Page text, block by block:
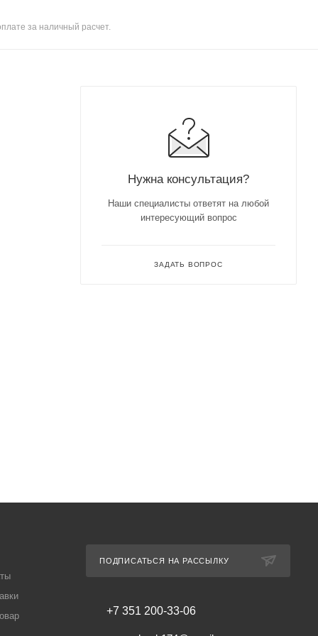
за наличный расчет.
Нужна консультация?
Наши специалисты ответят на любой
интересующий вопрос
ЗАДАТЬ ВОПРОС
ПОДПИСАТЬСЯ НА РАССЫЛКУ
+7 351 200-33-06